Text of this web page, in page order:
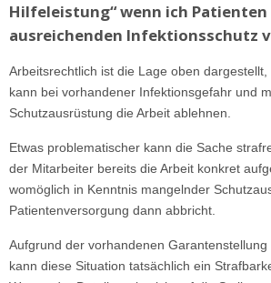
Hilfeleistung“ wenn ich
ausreichenden Infektionsschutz
Arbeitsrechtlich ist die Lage oben
kann bei vorhandener Infektionsgefahr und
Schutzausrüstung die Arbeit ablehnen.
Etwas problematischer kann die Sache
der Mitarbeiter bereits die Arbeit konkret
womöglich in Kenntnis mangelnder
Patientenversorgung dann abbricht.
Aufgrund der vorhandenen
kann diese Situation tatsächlich ein